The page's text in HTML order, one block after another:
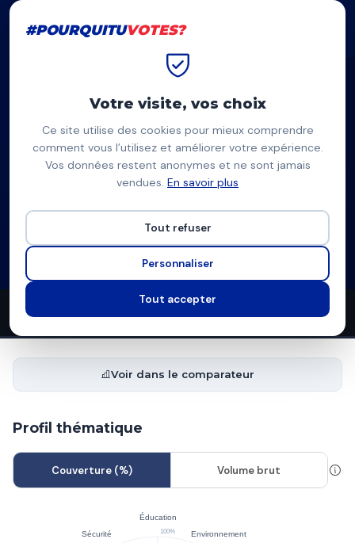
#POURQUITUVOTES?
FG
François Grosdidier
Liste divers droite
8propositions5thèmes couverts9candidats en lice
Voir dans le comparateur
Profil thématique
Couverture (%) Volume brut
#POURQUITUVOTES?
Votre visite, vos choix
Ce site utilise des cookies pour mieux comprendre
comment vous l’utilisez et améliorer votre expérience.
Vos données restent anonymes et ne sont jamais
vendues. En savoir plus
Tout refuser
Personnaliser
Tout accepter